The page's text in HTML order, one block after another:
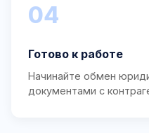
04
Готово к работе
Начинайте обмен
документами с